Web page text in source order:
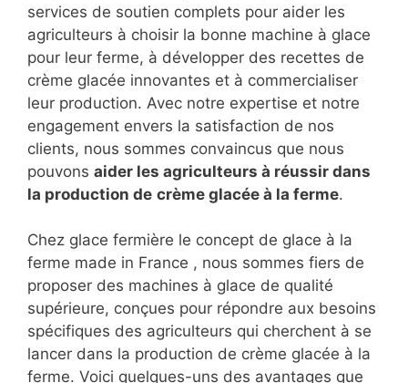
services de soutien complets pour aider les
agriculteurs à choisir la bonne machine à glace
pour leur ferme, à développer des recettes de
crème glacée innovantes et à commercialiser
leur production. Avec notre expertise et notre
engagement envers la satisfaction de nos
clients, nous sommes convaincus que nous
pouvons aider les agriculteurs à réussir dans
la production de crème glacée à la ferme.
Chez glace fermière le concept de glace à la
ferme made in France , nous sommes fiers de
proposer des machines à glace de qualité
supérieure, conçues pour répondre aux besoins
spécifiques des agriculteurs qui cherchent à se
lancer dans la production de crème glacée à la
ferme. Voici quelques-uns des avantages que